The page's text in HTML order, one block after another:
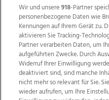
Wir und unsere918-Partner
personenbezogene Daten wie
Kennungen auf Ihrem Gerät zu.
aktivieren Sie Tracking-
Partner verarbeiten Daten, um
aufgeführten Zwecke. Durch
Widerruf Ihrer Einwilligung
deaktiviert sind, sind manche
nicht mehr so relevant für Sie.
wieder aufrufen, um Ihre